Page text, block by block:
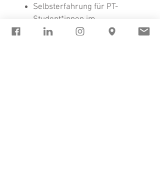
Selbsterfahrung für PT-
Student*innen im
Propädeutikum